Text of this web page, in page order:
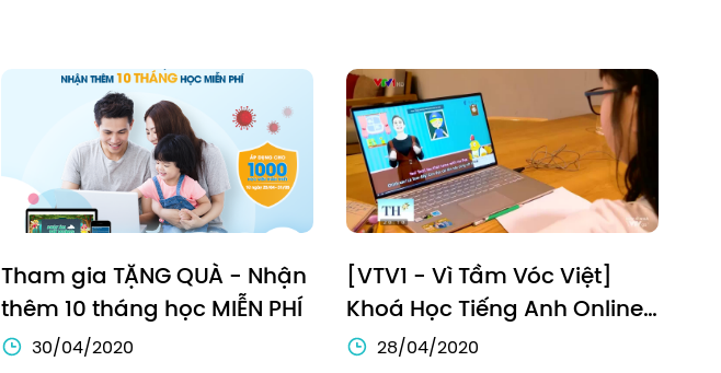
cứu và thiết kế dựa trên các
phương pháp học tập tại các
Trường Quốc tế hàng đầu.
Tham gia TẶNG QUÀ - Nhận
thêm 10 tháng học MIỄN PHÍ
30/04/2020
[VTV1 - Vì Tầm Vóc Việt]
Khoá Học Tiếng Anh Online
Edupia Lựa Chọn Số 1 Của
28/04/2020